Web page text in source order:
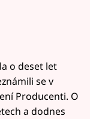
o deset let
se v
Producenti. O
a dodnes